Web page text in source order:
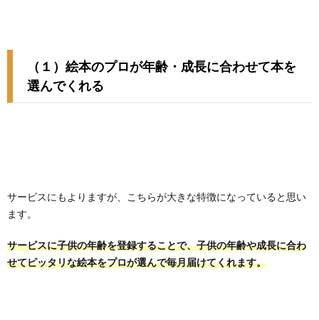
（１）絵本のプロが年齢・成長に合わせて本を
選んでくれる
サービスにもよりますが、こちらが大きな特徴になっていると思い
ます。
サービスに子供の年齢を登録することで、子供の年齢や成長に合わ
せてピッタリな絵本をプロが選んで毎月届けてくれます。